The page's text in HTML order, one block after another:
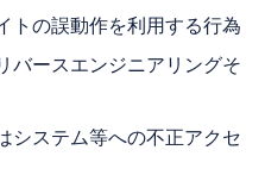
トの誤動作を利用する行為
バースエンジニアリングそ
システム等への不正アクセ